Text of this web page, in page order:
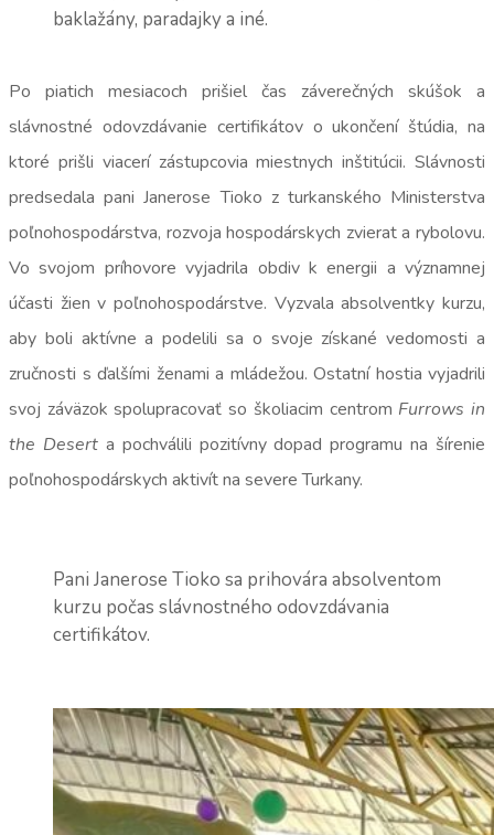
baklažány, paradajky a iné.
Po piatich mesiacoch prišiel čas záverečných skúšok a
slávnostné odovzdávanie certifikátov o ukončení štúdia, na
ktoré prišli viacerí zástupcovia miestnych inštitúcii. Slávnosti
predsedala pani Janerose Tioko z turkanského Ministerstva
poľnohospodárstva, rozvoja hospodárskych zvierat a rybolovu.
Vo svojom príhovore vyjadrila obdiv k energii a významnej
účasti žien v poľnohospodárstve. Vyzvala absolventky kurzu,
aby boli aktívne a podelili sa o svoje získané vedomosti a
zručnosti s ďalšími ženami a mládežou. Ostatní hostia vyjadrili
svoj záväzok spolupracovať so školiacim centrom Furrows in
the Deserta pochválili pozitívny dopad programu na šírenie
poľnohospodárskych aktivít na severe Turkany.
Pani Janerose Tioko sa prihovára absolventom
kurzu počas slávnostného odovzdávania
certifikátov.